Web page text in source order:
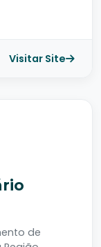
Visitar Site
de